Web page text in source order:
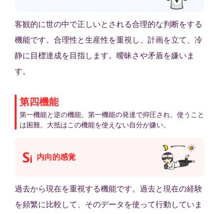
客観的に世の中で正しいとされる合理的な判断をする
機能です。合理性と生産性を重視し、計画を立て、冷
静に目標達成を目指します。曖昧さや矛盾を嫌いま
す。
第四機能
第一機能と逆の機能。第一機能の発達で抑圧され、使うこと
は困難。大抵はこの機能を使えない自分が嫌い。
Si 内向的感覚
過去から現在を重視する機能です。過去と現在の経験
を頻繁に比較して、そのデータを使って行動していま